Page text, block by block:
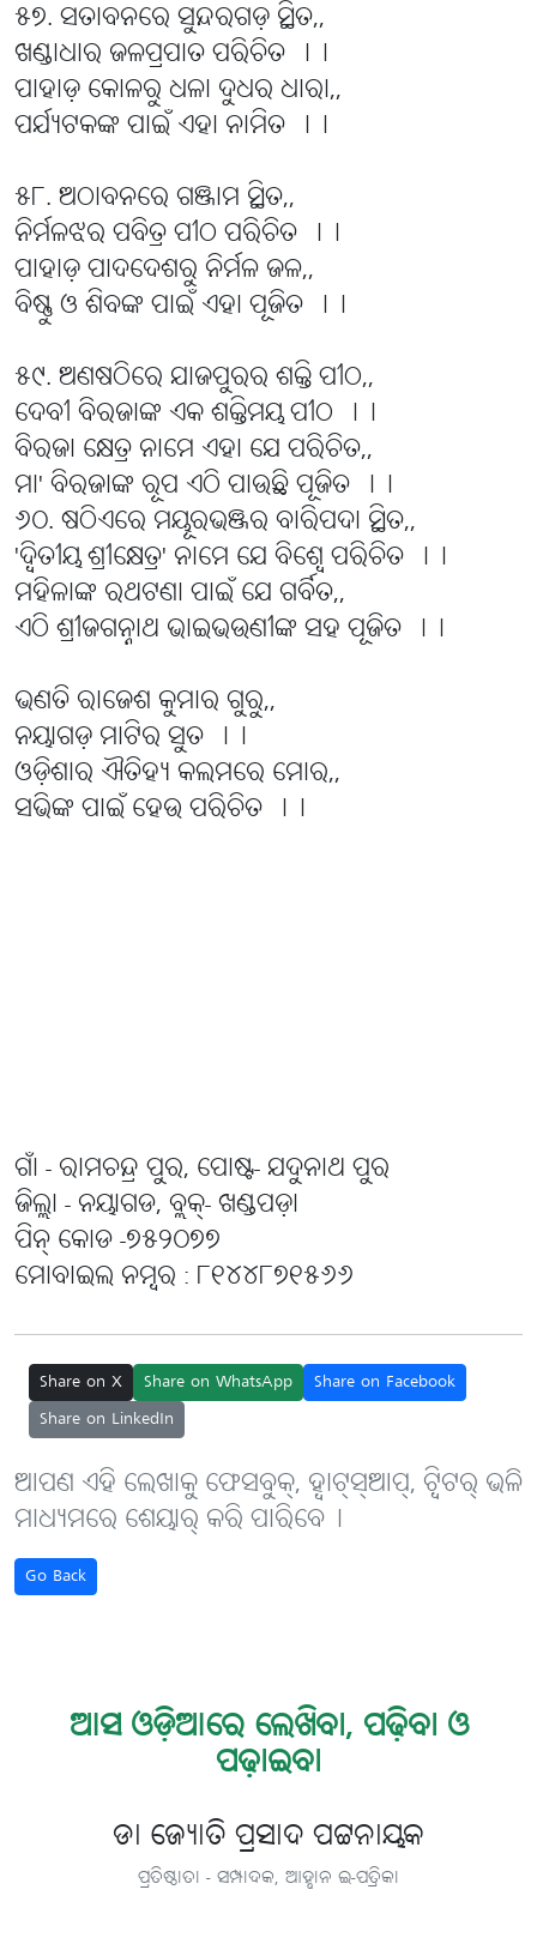
୫୭. ସତାବନରେ ସୁନ୍ଦରଗଡ଼ ସ୍ଥିତ,,
ଖଣ୍ଡାଧାର ଜଳପ୍ରପାତ ପରିଚିତ ।।
ପାହାଡ଼ କୋଳରୁ ଧଳା ଦୁଧର ଧାରା,,
ପର୍ଯ୍ୟଟକଙ୍କ ପାଇଁ ଏହା ନାମିତ ।।
୫୮. ଅଠାବନରେ ଗଞ୍ଜାମ ସ୍ଥିତ,,
ନିର୍ମଳଝର ପବିତ୍ର ପୀଠ ପରିଚିତ ।।
ପାହାଡ଼ ପାଦଦେଶରୁ ନିର୍ମଳ ଜଳ,,
ବିଷ୍ଣୁ ଓ ଶିବଙ୍କ ପାଇଁ ଏହା ପୂଜିତ ।।
୫୯. ଅଣଷଠିରେ ଯାଜପୁରର ଶକ୍ତି ପୀଠ,,
ଦେବୀ ବିରଜାଙ୍କ ଏକ ଶକ୍ତିମୟ ପୀଠ ।।
ବିରଜା କ୍ଷେତ୍ର ନାମେ ଏହା ଯେ ପରିଚିତ,,
ମା' ବିରଜାଙ୍କ ରୂପ ଏଠି ପାଉଛି ପୂଜିତ ।।
୬୦. ଷଠିଏରେ ମୟୂରଭଞ୍ଜର ବାରିପଦା ସ୍ଥିତ,,
'ଦ୍ବିତୀୟ ଶ୍ରୀକ୍ଷେତ୍ର' ନାମେ ଯେ ବିଶ୍ବେ ପରିଚିତ ।।
ମହିଳାଙ୍କ ରଥଟଣା ପାଇଁ ଯେ ଗର୍ବିତ,,
ଏଠି ଶ୍ରୀଜଗନ୍ନାଥ ଭାଇଭଉଣୀଙ୍କ ସହ ପୂଜିତ ।।
ଭଣତି ରାଜେଶ କୁମାର ଗୁରୁ,,
ନୟାଗଡ଼ ମାଟିର ସୁତ ।।
ଓଡ଼ିଶାର ଐତିହ୍ୟ କଲମରେ ମୋର,,
ସଭିଙ୍କ ପାଇଁ ହେଉ ପରିଚିତ ।।
ଗାଁ - ରାମଚନ୍ଦ୍ର ପୁର, ପୋଷ୍ଟ- ଯଦୁନାଥ ପୁର
ଜିଲ୍ଲା - ନୟାଗଡ, ବ୍ଲକ୍- ଖଣ୍ଡପଡ଼ା
ପିନ୍ କୋଡ -୭୫୨୦୭୭
ମୋବାଇଲ ନମ୍ବର : ୮୧୪୪୮୭୧୫୬୬
Share on X Share on WhatsApp
Share on Facebook
Share on LinkedIn
ଆପଣ ଏହି ଲେଖାକୁ ଫେସବୁକ୍, ହ୍ବାଟ୍‌ସ୍‌ଆପ୍, ଟ୍ବିଟର୍ ଭଳି
ମାଧ୍ୟମରେ ଶେୟାର୍ କରି ପାରିବେ୤
Go Back
ଆସ ଓଡ଼ିଆରେ ଲେଖିବା, ପଢ଼ିବା ଓ
ପଢ଼ାଇବା
ଡା ଜ୍ୟୋତି ପ୍ରସାଦ ପଟ୍ଟନାୟକ
ପ୍ରତିଷ୍ଠାତା - ସମ୍ପାଦକ, ଆହ୍ବାନ ଇ-ପତ୍ରିକା